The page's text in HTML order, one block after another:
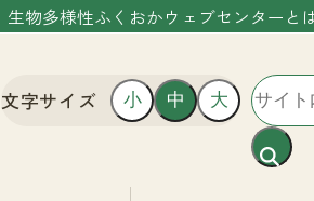
生物多様性ふくおかウェブセンターと
文字サイズ 小 中 大